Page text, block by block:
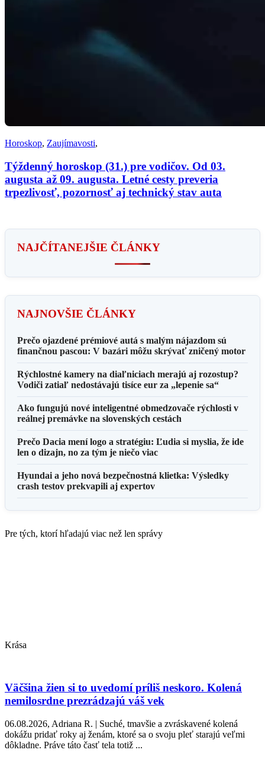
Horoskop, Zaujímavosti,
Týždenný horoskop (31.) pre vodičov. Od 03.
augusta až 09. augusta. Letné cesty preveria
trpezlivosť, pozornosť aj technický stav auta
NAJČÍTANEJŠIE ČLÁNKY
NAJNOVŠIE ČLÁNKY
Prečo ojazdené prémiové autá s malým nájazdom sú
finančnou pascou: V bazári môžu skrývať zničený motor
Rýchlostné kamery na diaľniciach merajú aj rozostup?
Vodiči zatiaľ nedostávajú tisíce eur za „lepenie sa“
Ako fungujú nové inteligentné obmedzovače rýchlosti v
reálnej premávke na slovenských cestách
Prečo Dacia mení logo a stratégiu: Ľudia si myslia, že ide
len o dizajn, no za tým je niečo viac
Hyundai a jeho nová bezpečnostná klietka: Výsledky
crash testov prekvapili aj expertov
Pre tých, ktorí hľadajú viac než len správy
Krása
Väčšina žien si to uvedomí príliš neskoro. Kolená
nemilosrdne prezrádzajú váš vek
06.08.2026, Adriana R. | Suché, tmavšie a zvráskavené kolená
dokážu pridať roky aj ženám, ktoré sa o svoju pleť starajú veľmi
dôkladne. Práve táto časť tela totiž ...